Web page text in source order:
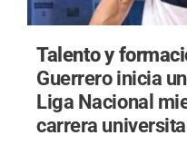
Talento y
Guerrero inicia
Liga Nacional
carrera